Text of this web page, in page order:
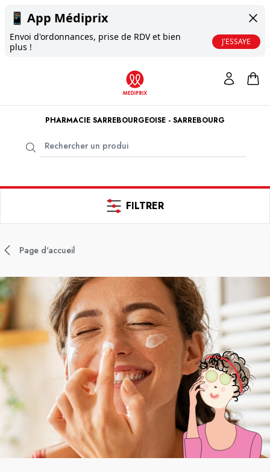
📱 App Médiprix
Envoi d'ordonnances, prise de RDV et bien
plus !
J'ESSAYE
PHARMACIE SARREBOURGEOISE - SARREBOURG
FILTRER
Page d'accueil